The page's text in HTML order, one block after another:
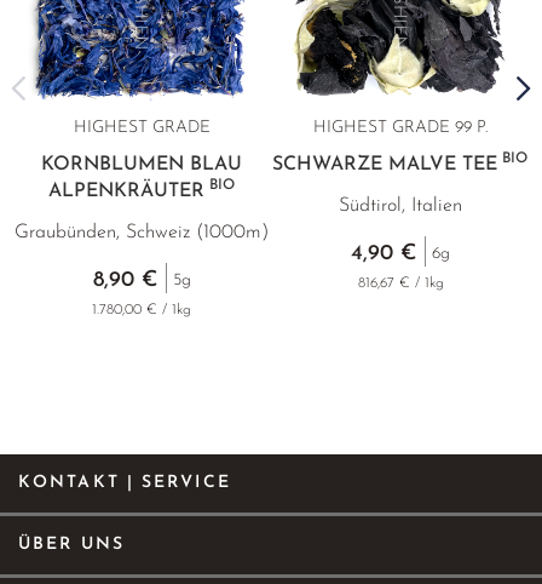
HIGHEST GRADE
KORNBLUMEN BLAU
ALPENKRÄUTER BIO
Graubünden, Schweiz (1000m)
8,90 € 5g
1.780,00 € / 1kg
HIGHEST GRADE 99 P.
SCHWARZE MALVE TEE BIO
Südtirol, Italien
4,90 € 6g
816,67 € / 1kg
KONTAKT | SERVICE
ÜBER UNS